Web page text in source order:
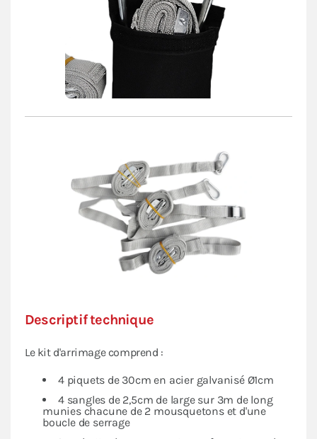
Descriptif technique
Le kit d'arrimage comprend :
4 piquets de 30cm en acier galvanisé Ø1cm
4 sangles de 2,5cm de large sur 3m de long
munies chacune de 2 mousquetons et d'une
boucle de serrage